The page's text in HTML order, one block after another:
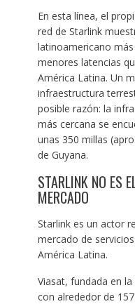
En esta línea, el
red de Starlink
latinoamericano
menores latencias
América Latina. Un
infraestructura
posible razón: la
más cercana se
unas 350 millas
de Guyana.
STARLINK NO ES
MERCADO
Starlink es un actor
mercado de
América Latina.
Viasat, fundada en
con alrededor de